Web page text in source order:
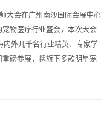
大会在广州南沙国际会展中心
物医疗行业盛会，本次大会
内外几千名行业精英、专家学
磅参展，携旗下多款明星宠